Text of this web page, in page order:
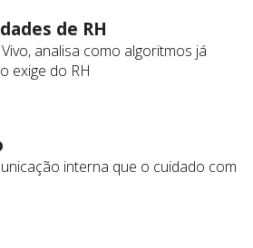
de RH
analisa como algoritmos já
exige do RH
interna que o cuidado com